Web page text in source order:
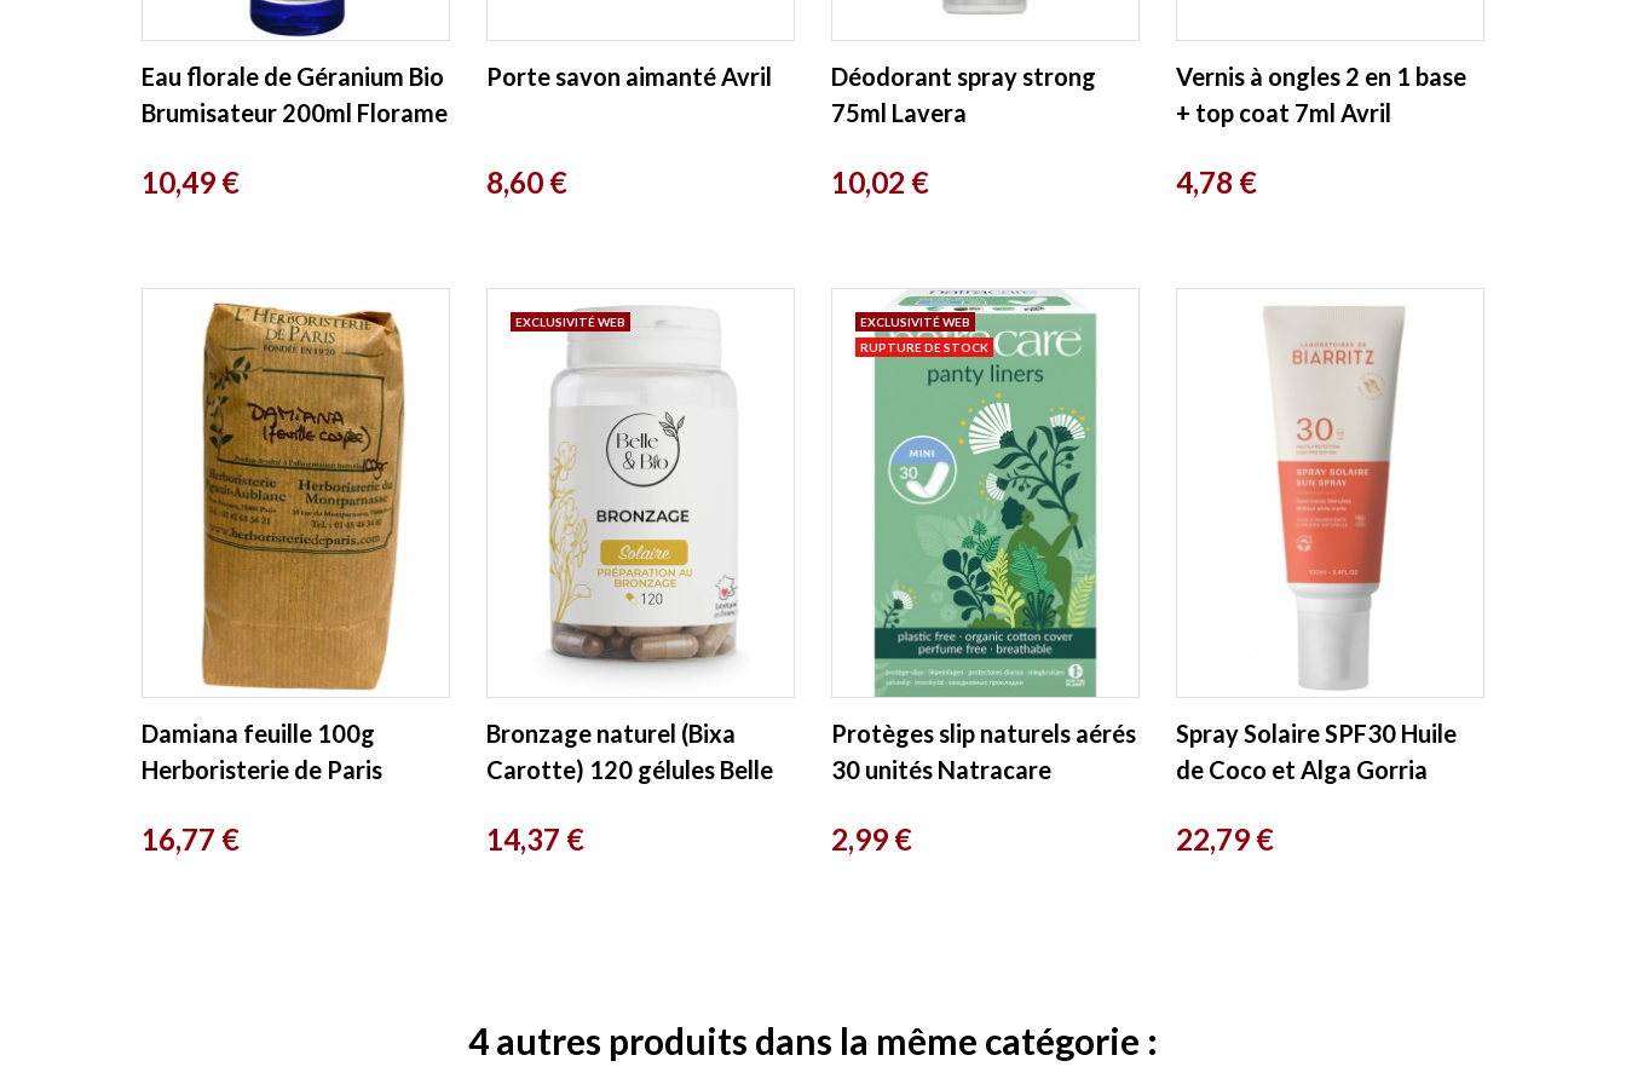
Eau florale de Géranium Bio
Brumisateur 200ml Florame
Prix
10,49 €
Porte savon aimanté Avril
Prix
8,60 €
Déodorant spray strong
75ml Lavera
Prix
10,02 €
Vernis à ongles 2 en 1 base
+ top coat 7ml Avril
Prix
4,78 €
Damiana feuille 100g
Herboristerie de Paris
Prix
16,77 €
Bronzage naturel (Bixa
Carotte) 120 gélules Belle
Prix
14,37 €
EXCLUSIVITÉ WEB
Protèges slip naturels aérés
30 unités Natracare
Prix
2,99 €
EXCLUSIVITÉ WEB
RUPTURE DE STOCK
Spray Solaire SPF30 Huile
de Coco et Alga Gorria
Prix
22,79 €
4 autres produits dans la même catégorie :